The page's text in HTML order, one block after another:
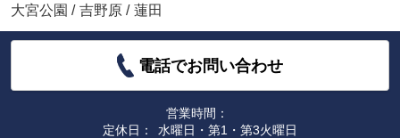
大宮公園 / 吉野原 / 蓮田
電話でお問い合わせ
営業時間：
定休日：
水曜日・第1・第3火曜日